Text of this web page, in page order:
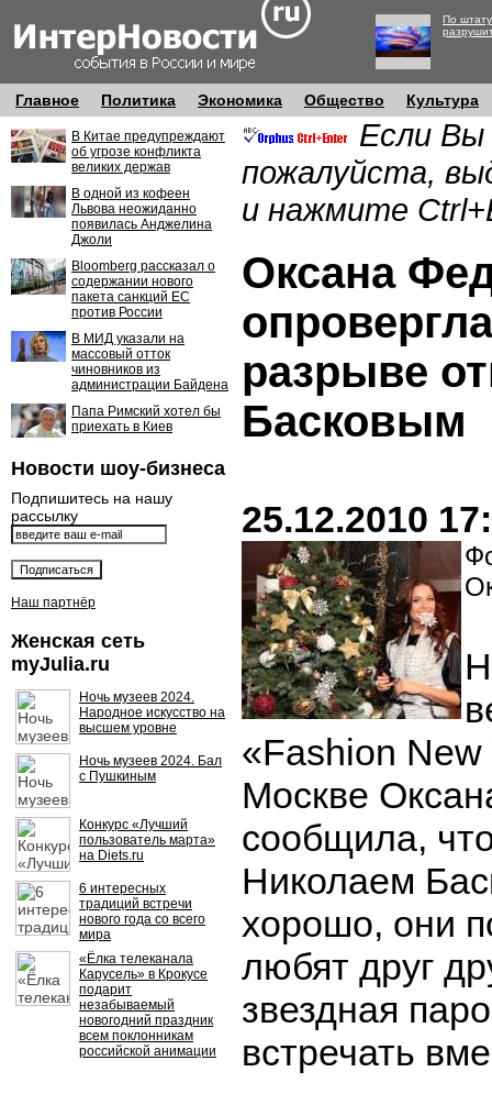
По
Главное Политика Экономика Общество Культура
В Китае предупреждают
об угрозе конфликта
великих держав
В одной из кофеен
Львова неожиданно
появилась Анджелина
Джоли
Bloomberg рассказал о
содержании нового
пакета санкций ЕС
против России
В МИД указали на
массовый отток
чиновников из
администрации Байдена
Папа Римский хотел бы
приехать в Киев
Новости шоу-бизнеса
Подпишитесь на нашу
рассылку
Наш партнёр
Женская сеть
myJulia.ru
Ночь музеев 2024.
Народное искусство на
высшем уровне
Ночь музеев 2024. Бал
с Пушкиным
Конкурс «Лучший
пользователь марта»
на Diets.ru
6 интересных
традиций встречи
нового года со всего
мира
«Ёлка телеканала
Карусель» в Крокусе
подарит
незабываемый
новогодний праздник
всем поклонникам
российской анимации
Если Вы
пожалуйста,
и нажмите
Оксана
разрыве
Басковым
25.12.2010
«Fashion New
Москве
сообщила,
Николаем
хорошо, они
любят друг
звездная
встречать